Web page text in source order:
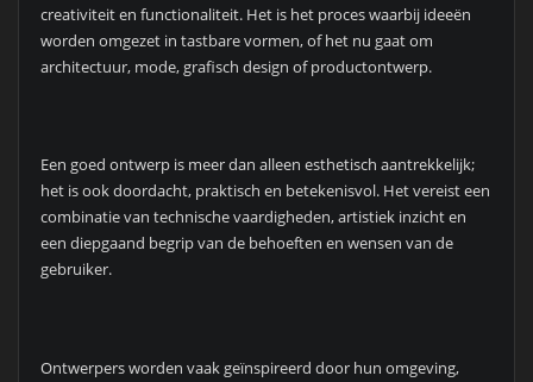
creativiteit en functionaliteit. Het is het proces waarbij ideeën
worden omgezet in tastbare vormen, of het nu gaat om
architectuur, mode, grafisch design of productontwerp.
Een goed ontwerp is meer dan alleen esthetisch aantrekkelijk;
het is ook doordacht, praktisch en betekenisvol. Het vereist een
combinatie van technische vaardigheden, artistiek inzicht en
een diepgaand begrip van de behoeften en wensen van de
gebruiker.
Ontwerpers worden vaak geïnspireerd door hun omgeving,